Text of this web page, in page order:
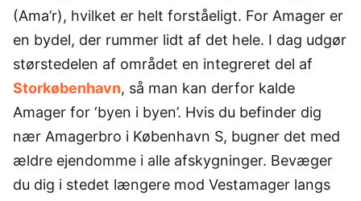
(Ama’r), hvilket er helt forståeligt. For Amager er
en bydel, der rummer lidt af det hele. I dag udgør
størstedelen af området en integreret del af
Storkøbenhavn, så man kan derfor kalde
Amager for ‘byen i byen’. Hvis du befinder dig
nær Amagerbro i København S, bugner det med
ældre ejendomme i alle afskygninger. Bevæger
du dig i stedet længere mod Vestamager langs